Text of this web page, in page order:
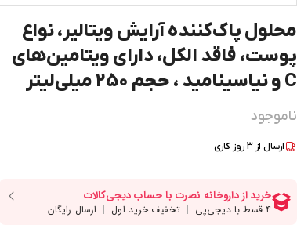
محلول پاک‌کننده آرایش ویتالیر، نواع
پوست، فاقد الکل، دارای ویتامین‌های
C و نیاسینامید ، حجم 250 میلی‌لیتر
ناموجود
ارسال از 3روز کاری